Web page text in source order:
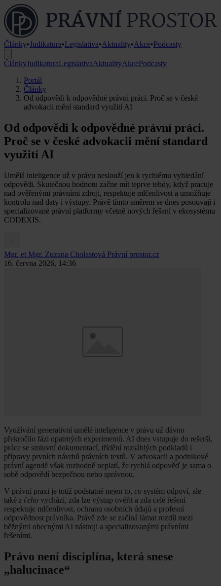
Články•Judikatura•Legislativa•Aktuality•Akce•Podcasty
ČlánkyJudikaturaLegislativaAktualityAkcePodcasty
Portál
Články
Od odpovědi k odpovědné právní práci. Proč se v české
advokacii mění standard využití AI
Od odpovědi k odpovědné právní práci.
Proč se v české advokacii mění standard
využití AI
Umělá inteligence už v právu neslouží jen k rychlému vyhledání
odpovědi. Skutečnou hodnotu začne mít teprve tehdy, když pracuje
nad ověřenými právními zdroji, respektuje mlčenlivost a umožňuje
kontrolu nad daty i výstupy. Právě tímto směrem se dnes posouvají i
specializované právní platformy včetně nových řešení v ekosystému
CODEXIS.
Mgr. et Mgr. Zuzana Cholastová Právní prostor.cz
16. června 2026, 14:36
Využívání generativní umělé inteligence v právu už dávno
překročilo fázi opatrných experimentů. AI dnes vstupuje do rešerší,
práce se smluvní dokumentací, třídění rozsáhlých podkladů i
přípravy prvních návrhů právních textů. V advokacii a podnikové
právní agendě však rozhodně neplatí, že rychlá odpověď je sama o
sobě odpovědí bezpečnou nebo správnou.
V právní praxi je totiž podstatné nejen to, co systém odpoví, ale
také z čeho vychází, zda lze výstup ověřit a zda celé řešení
respektuje mlčenlivost, ochranu osobních údajů a profesní
odpovědnost právníka. Právě zde se začíná lámat rozdíl mezi
běžnými obecnými AI nástroji a specializovanými právními
řešeními.
Právo není disciplína, která snese
„halucinace“